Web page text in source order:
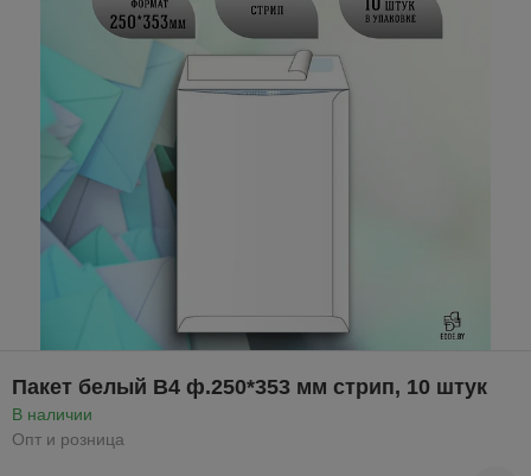
Пакет белый В4 ф.250*353 мм стрип, 10 штук
В наличии
Опт и розница